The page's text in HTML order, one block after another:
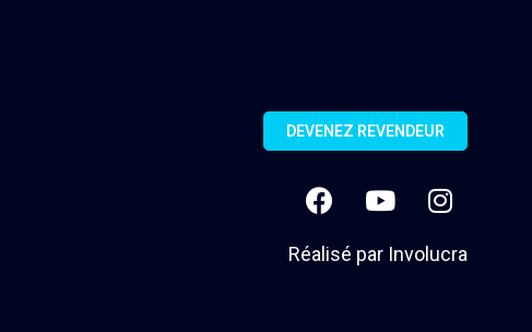
DEVENEZ REVENDEUR
Réalisé par Involucra